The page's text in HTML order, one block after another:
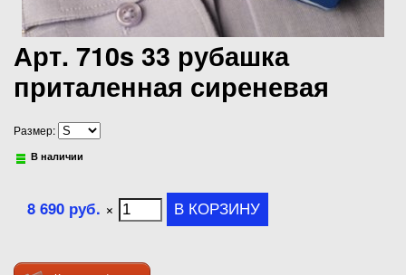
Арт. 710s 33 рубашка
приталенная сиреневая
Размер:
В наличии
8 690 руб. ×